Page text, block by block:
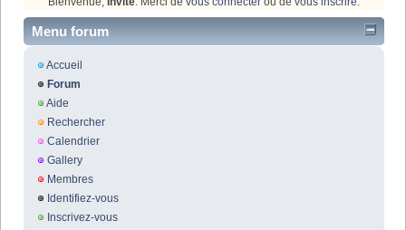
Menu forum
Accueil
Forum
Aide
Rechercher
Calendrier
Gallery
Membres
Identifiez-vous
Inscrivez-vous